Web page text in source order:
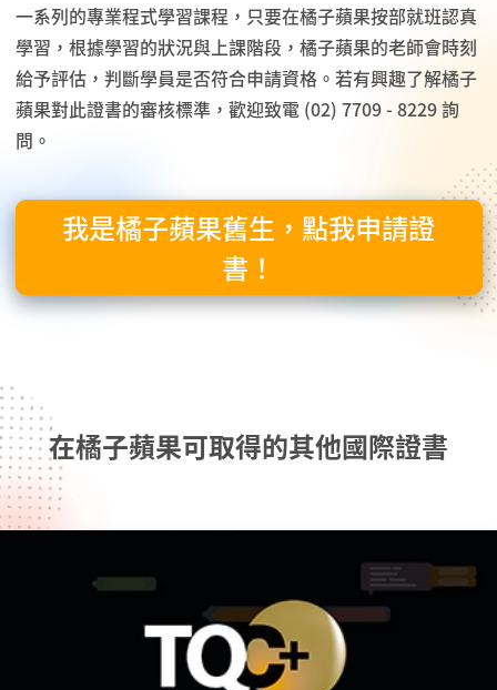
一系列的專業程式學習課程，只要在橘子蘋果按部就班認真
學習，根據學習的狀況與上課階段，橘子蘋果的老師會時刻
給予評估，判斷學員是否符合申請資格。若有興趣了解橘子
蘋果對此證書的審核標準，歡迎致電 (02) 7709 - 8229 詢
問。
我是橘子蘋果舊生，點我申請證
書！
在橘子蘋果可取得的其他國際證書